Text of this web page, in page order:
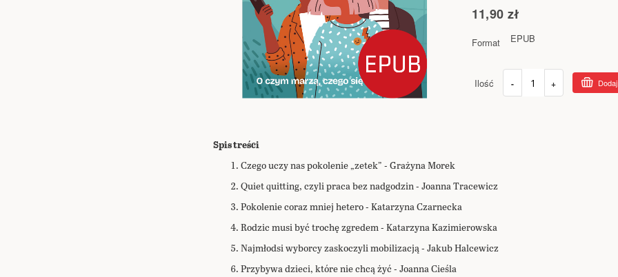
galerii
11,90 zł
Format EPUB
Ilość - +
Spis treści
Czego uczy nas pokolenie „zetek” - Grażyna Morek
Quiet quitting, czyli praca bez nadgodzin - Joanna Tracewicz
Pokolenie coraz mniej hetero - Katarzyna Czarnecka
Rodzic musi być trochę zgredem - Katarzyna Kazimierowska
Najmłodsi wyborcy zaskoczyli mobilizacją - Jakub Halcewicz
Przybywa dzieci, które nie chcą żyć - Joanna Cieśla